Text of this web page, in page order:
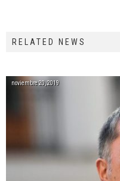
RELATED NEWS
noviembre 20, 2019